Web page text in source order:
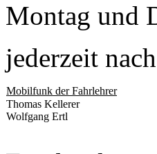
Montag und
jederzeit
Mobilfunk der Fahrlehrer
Thomas Kellerer
Wolfgang Ertl